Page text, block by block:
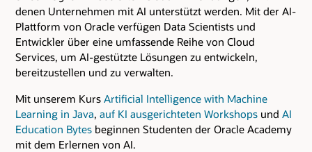
denen Unternehmen mit AI unterstützt werden. Mit der AI-
Plattform von Oracle verfügen Data Scientists und
Entwickler über eine umfassende Reihe von Cloud
Services, um AI-gestützte Lösungen zu entwickeln,
bereitzustellen und zu verwalten.
Mit unserem Kurs Artificial Intelligence with Machine
Learning in Java, auf KI ausgerichteten Workshops und AI
Education Bytes beginnen Studenten der Oracle Academy
mit dem Erlernen von AI.